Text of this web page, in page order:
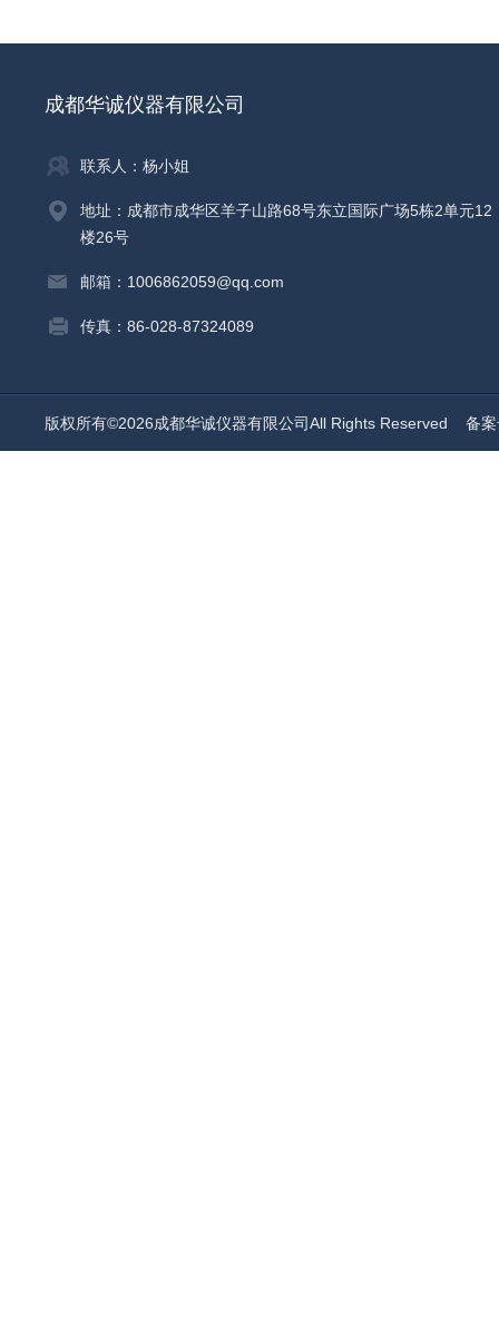
成都华诚仪器有限公司
联系人：杨小姐
地址：成都市成华区羊子山路68号东立国际广场5栋2单元12
楼26号
邮箱：1006862059@qq.com
传真：86-028-87324089
版权所有©2026成都华诚仪器有限公司All Rights Reserved 备